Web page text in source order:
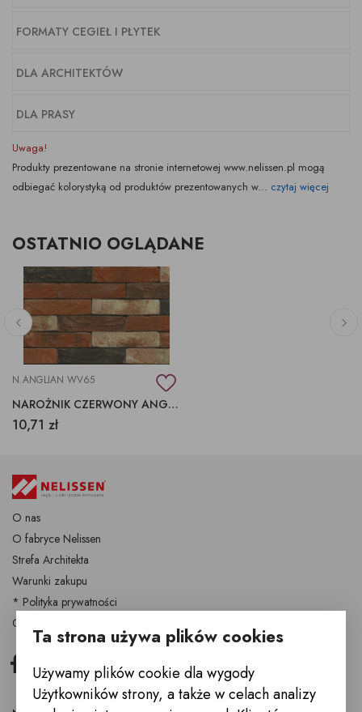
FORMATY CEGIEŁ I PŁYTEK
DLA ARCHITEKTÓW
DLA PRASY
Uwaga!
Produkty prezentowane na stronie internetowej www.nelissen.pl mogą
odbiegać kolorystyką od produktów prezentowanych w... czytaj więcej
OSTATNIO OGLĄDANE
N.ANGLIAN WV65
NAROŻNIK CZERWONY ANGLIAN, OLD ANGLIAN
10,71 zł
O nas
O fabryce Nelissen
Strefa Architekta
Warunki zakupu
* Polityka prywatności
Cegły i płytki Nelissen
Facebook
Ta strona używa plików cookies
Używamy plików cookie dla wygody
Użytkowników strony, a także w celach analizy